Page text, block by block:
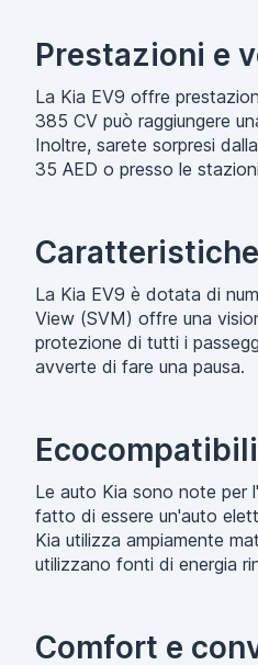
Prestazioni e
La Kia EV9 offre
385 CV può raggiungere
Inoltre, sarete sorpresi
35 AED o presso le
La Kia EV9 è dotata di
View (SVM) offre una
protezione di tutti i
avverte di fare una pausa.
Le auto Kia sono note per
fatto di essere un'auto
Kia utilizza ampiamente
utilizzano fonti di energia
Comfort e